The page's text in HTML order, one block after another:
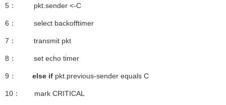
5： pkt.sender <-C
6： select backofftimer
7： transmit pkt
8： set echo timer
9： else if pkt.previous-sender equals C
10： mark CRITICAL